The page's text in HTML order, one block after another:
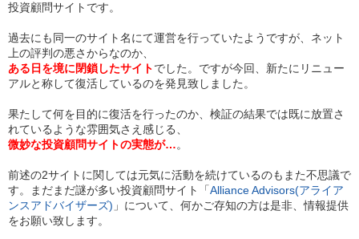
投資顧問サイトです。
過去にも同一のサイト名にて運営を行っていたようですが、ネット
上の評判の悪さからなのか、
ある日を境に閉鎖したサイトでした。ですが今回、新たにリニュー
アルと称して復活しているのを発見致しました。
果たして何を目的に復活を行ったのか、検証の結果では既に放置さ
れているような雰囲気さえ感じる、
微妙な投資顧問サイトの実態が…。
前述の2サイトに関しては元気に活動を続けているのもまた不思議で
す。まだまだ謎が多い投資顧問サイト「Alliance Advisors(アライア
ンスアドバイザーズ) 」について、何かご存知の方は是非、情報提供
をお願い致します。